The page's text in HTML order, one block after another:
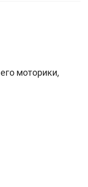
моторики,